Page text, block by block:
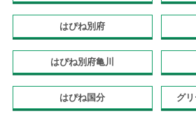
はぴね別府
はぴね別府亀川
はぴね国分 グ